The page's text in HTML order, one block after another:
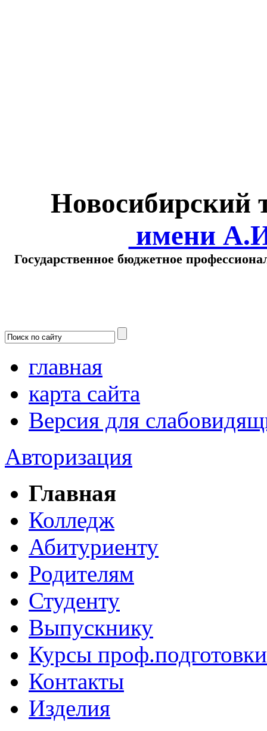
Новосибирский
имени
Государственное бюджетное
главная
карта сайта
Версия для
Авторизация
Главная
Колледж
Абитуриенту
Родителям
Студенту
Выпускнику
Курсы проф.подготовки
Контакты
Изделия